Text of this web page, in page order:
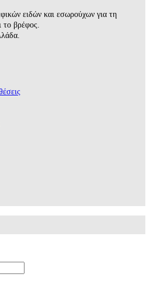
ειδών και εσωρούχων για τη
το βρέφος.